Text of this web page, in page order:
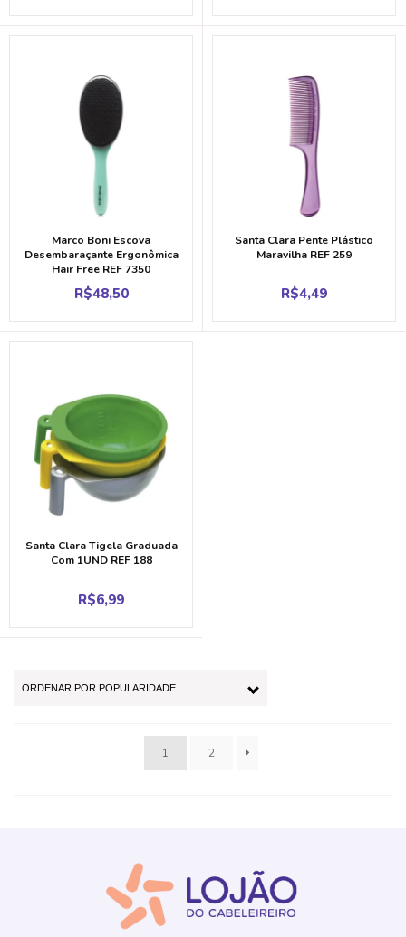
Marco Boni Escova
Desembaraçante Ergonômica
Hair Free REF 7350
R$48,50
Santa Clara Pente Plástico
Maravilha REF 259
R$4,49
Santa Clara Tigela Graduada
Com 1UND REF 188
R$6,99
1 2